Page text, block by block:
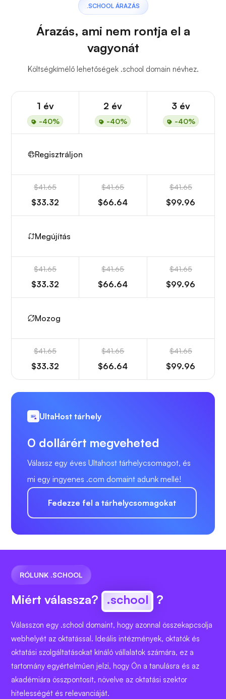
.SCHOOL ÁRAZÁS
Árazás, ami nem rontja el a
vagyonát
Költségkímélő lehetőségek .school domain névhez.
1 év
-40%
2 év
-40%
3 év
-40%
Regisztráljon
$41.65
$33.32
$41.65
$66.64
$41.65
$99.96
Megújítás
$41.65
$33.32
$41.65
$66.64
$41.65
$99.96
Mozog
$41.65
$33.32
$41.65
$66.64
$41.65
$99.96
UltaHost tárhely
0 dollárért megveheted
Válassz egy éves Ultahost tárhelycsomagot, és
mi egy ingyenes .com domaint adunk mellé!
Fedezze fel a tárhelycsomagokat
RÓLUNK .SCHOOL
Miért válassza? .school ?
Válasszon egy .school domaint, hogy azonnal összekapcsolja
webhelyét az oktatással. Ideális intézmények, oktatók és
oktatási szolgáltatásokat kínáló vállalatok számára, ez a
tartomány egyértelműen jelzi, hogy Ön a tanulásra és az
akadémiára összpontosít, növelve az oktatási szektor
hitelességét és relevanciáját.